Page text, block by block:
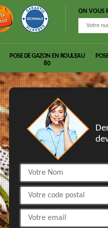
ON VOUS
POSE DE GAZON EN ROULEAU
80